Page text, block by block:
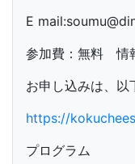
E
参加費：無料 情
お申し込みは、以
https://
プログラム